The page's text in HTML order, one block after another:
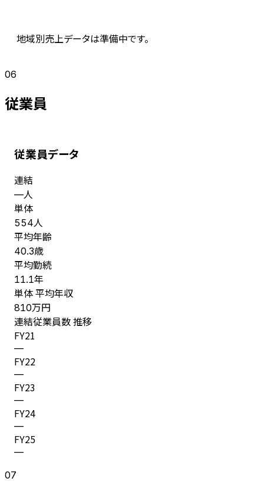
地域別売上データは準備中です。
06
従業員
従業員データ
連結
—人
単体
554人
平均年齢
40.3歳
平均勤続
11.1年
単体 平均年収
810万円
連結従業員数 推移
FY21
—
FY22
—
FY23
—
FY24
—
FY25
—
07